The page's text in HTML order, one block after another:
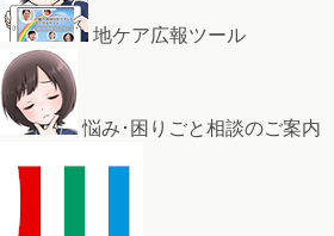
地ケア広報ツール
悩み･困りごと相談のご案内